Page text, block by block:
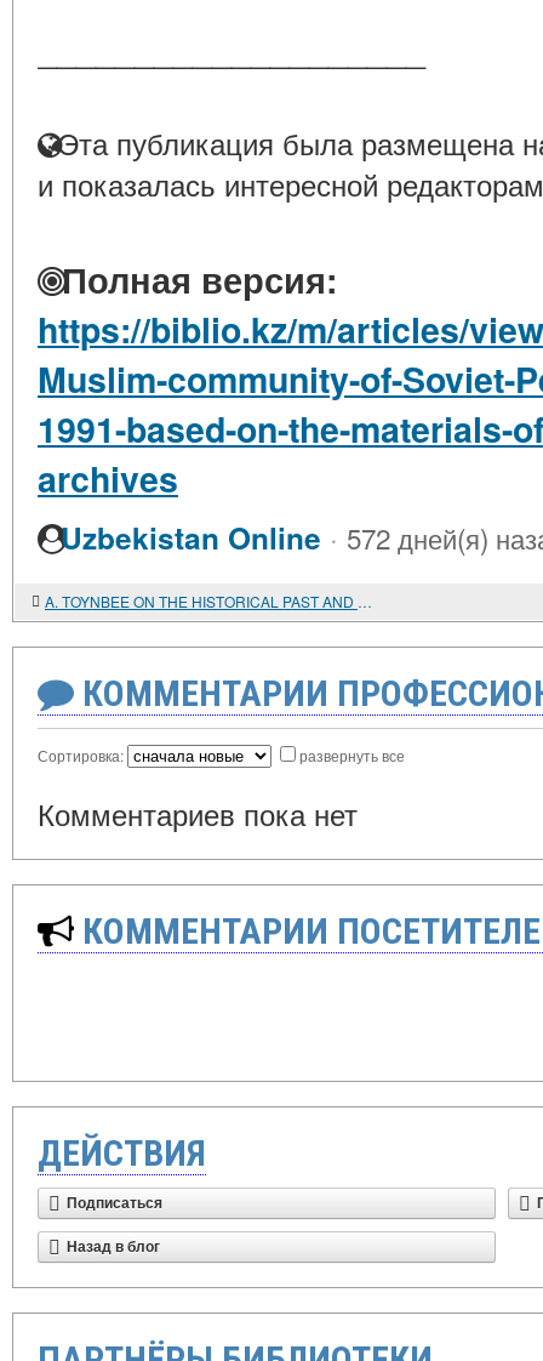
Эта публикация была размещена
и показалась интересной
Полная версия:
https://biblio.kz/m/articles/
Muslim-community-of-Soviet-
1991-based-on-the-materials-
archives
Uzbekistan Online · 572 дней(я)
A. TOYNBEE ON THE HISTORICAL PAST AND CURRENT SITUATION OF NOMADIC PEOPLES
КОММЕНТАРИИ
Сортировка: развернуть все
Комментариев пока нет
КОММЕНТАРИИ
ДЕЙСТВИЯ
Подписаться
Назад в блог